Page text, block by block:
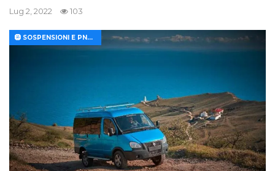
Lug 2, 2022 103
🛞 SOSPENSIONI E PNEUMATICI